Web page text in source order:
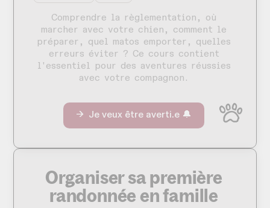
Comprendre la règlementation, où
marcher avec votre chien, comment le
préparer, quel matos emporter, quelles
erreurs éviter ? Ce cours contient
l'essentiel pour des aventures réussies
avec votre compagnon.
→ Je veux être averti.e 🔔
Organiser sa première
randonnée en famille